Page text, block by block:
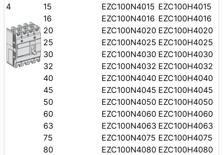
4 15 EZC100N4015 EZC100H4015
16
EZC100N4016 EZC100H4016
20
EZC100N4020 EZC100H4020
25
EZC100N4025 EZC100H4025
30
EZC100N4030 EZC100H4030
32
EZC100N4032 EZC100H4032
40
EZC100N4040 EZC100H4040
45
EZC100N4045 EZC100H4045
50
EZC100N4050 EZC100H4050
60
EZC100N4060 EZC100H4060
63
EZC100N4063 EZC100H4063
75
EZC100N4075 EZC100H4075
80
EZC100N4080 EZC100H4080